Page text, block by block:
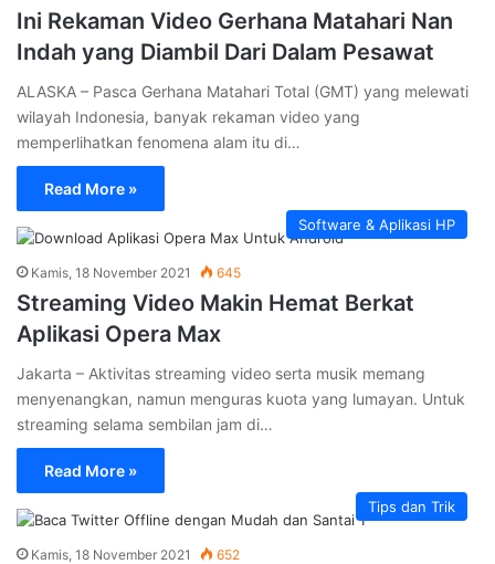
Ini Rekaman Video Gerhana Matahari Nan
Indah yang Diambil Dari Dalam Pesawat
ALASKA – Pasca Gerhana Matahari Total (GMT) yang melewati
wilayah Indonesia, banyak rekaman video yang
memperlihatkan fenomena alam itu di…
Read More »
Software & Aplikasi HP
Kamis, 18 November 2021 645
Streaming Video Makin Hemat Berkat
Aplikasi Opera Max
Jakarta – Aktivitas streaming video serta musik memang
menyenangkan, namun menguras kuota yang lumayan. Untuk
streaming selama sembilan jam di…
Read More »
Tips dan Trik
Kamis, 18 November 2021 652